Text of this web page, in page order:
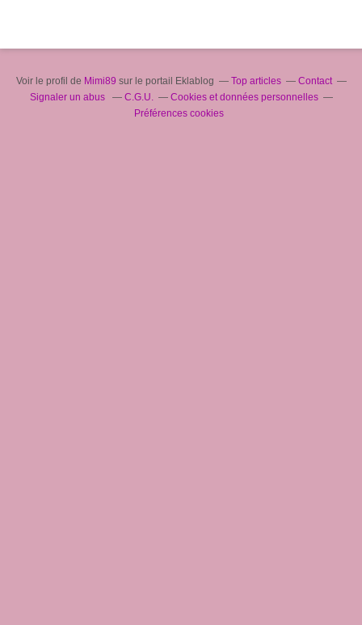
Voir le profil de Mimi89 sur le portail Eklablog Top articles
Contact
Signaler un abus
C.G.U.
Cookies et données personnelles
Préférences cookies